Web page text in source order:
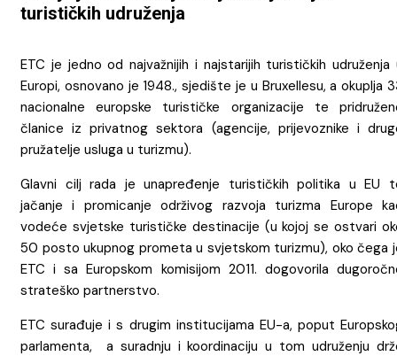
turističkih udruženja
ETC je jedno od najvažnijih i najstarijih turističkih udruženja
Europi, osnovano je 1948., sjedište je u Bruxellesu, a okuplja
nacionalne europske turističke organizacije te
članice iz privatnog sektora (agencije, prijevoznike i
pružatelje usluga u turizmu).
Glavni cilj rada je unapređenje turističkih politika u EU
jačanje i promicanje održivog razvoja turizma Europe
vodeće svjetske turističke destinacije (u kojoj se ostvari
50 posto ukupnog prometa u svjetskom turizmu), oko čega
ETC i sa Europskom komisijom 2011. dogovorila
strateško partnerstvo.
ETC surađuje i s drugim institucijama EU-a, poput
parlamenta, a suradnju i koordinaciju u tom udruženju